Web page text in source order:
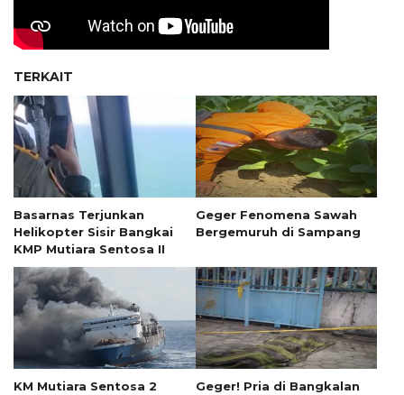
TERKAIT
Basarnas Terjunkan
Helikopter Sisir Bangkai
KMP Mutiara Sentosa II
Geger Fenomena Sawah
Bergemuruh di Sampang
KM Mutiara Sentosa 2 Geger! Pria di Bangkalan